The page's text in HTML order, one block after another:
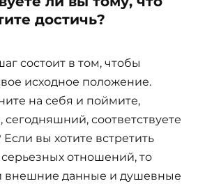
достичь?
состоит в том, чтобы
исходное положение.
на себя и поймите,
сегодняшний, соответствуете
вы хотите встретить
отношений, то
внешние данные и душевные